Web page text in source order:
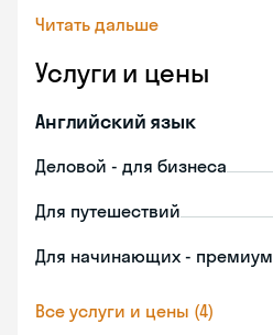
Читать дальше
Услуги и цены
Английский язык
Деловой - для бизнеса
Для путешествий
Для начинающих - премиум
Все услуги и цены (4)